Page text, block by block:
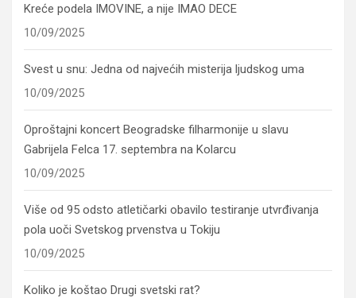
Kreće podela IMOVINE, a nije IMAO DECE
10/09/2025
Svest u snu: Jedna od najvećih misterija ljudskog uma
10/09/2025
Oproštajni koncert Beogradske filharmonije u slavu
Gabrijela Felca 17. septembra na Kolarcu
10/09/2025
Više od 95 odsto atletičarki obavilo testiranje utvrđivanja
pola uoči Svetskog prvenstva u Tokiju
10/09/2025
Koliko je koštao Drugi svetski rat?